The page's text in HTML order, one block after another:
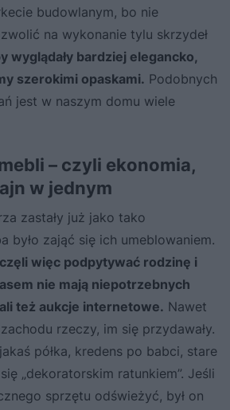
budowlanym, bo nie
na wykonanie tylu skrzydeł
wyglądały bardziej elegancko,
szerokimi opaskami. Podobnych
jest w naszym domu wiele
– czyli ekonomia,
w jednym
zastały już jako tako
było zająć się ich umeblowaniem.
więc podpytywać rodzinę i
nie mają niepotrzebnych
też aukcje internetowe. Nawet
rzeczy, im się przydawały.
półka, kredens po babci, stare
„dekoratorskim ratunkiem”. Jeśli
sprzętu odświeżyć, był on